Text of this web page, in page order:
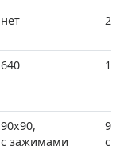
нет 2x
640
90x90,
с зажимами
с